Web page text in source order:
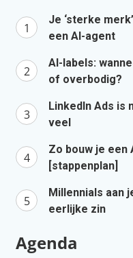
Je ‘sterke
een AI-agent
AI-labels:
of overbodig?
LinkedIn Ads is
veel
Zo bouw je een
[stappenplan]
Millennials aan
eerlijke zin
Agenda